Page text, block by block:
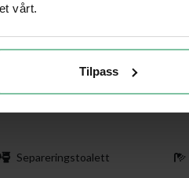
vårt.
Tilpass
Separeringstoalett